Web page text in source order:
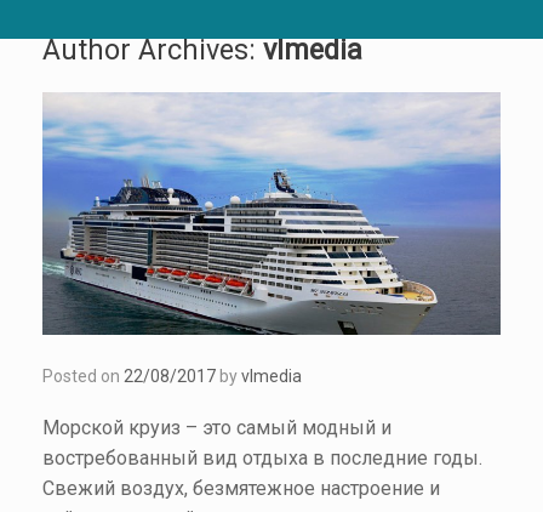
Author Archives:vlmedia
Posted on 22/08/2017byvlmedia
Морской круиз – это самый модный и
востребованный вид отдыха в последние годы.
Свежий воздух, безмятежное настроение и